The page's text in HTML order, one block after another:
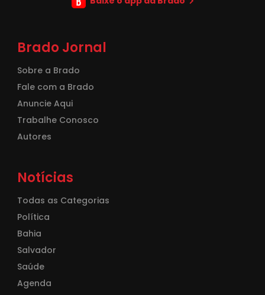
Brado Jornal
Sobre a Brado
Fale com a Brado
Anuncie Aqui
Trabalhe Conosco
Autores
Notícias
Todas as Categorias
Política
Bahia
Salvador
Saúde
Agenda